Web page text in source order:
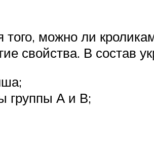
того, можно ли
свойства. В состав
группы А и В;